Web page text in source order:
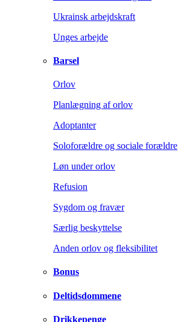
Ukrainsk arbejdskraft
Unges arbejde
Barsel
Orlov
Planlægning af orlov
Adoptanter
Soloforældre og sociale forældre
Løn under orlov
Refusion
Sygdom og fravær
Særlig beskyttelse
Anden orlov og fleksibilitet
Bonus
Deltidsdommene
Drikkepenge